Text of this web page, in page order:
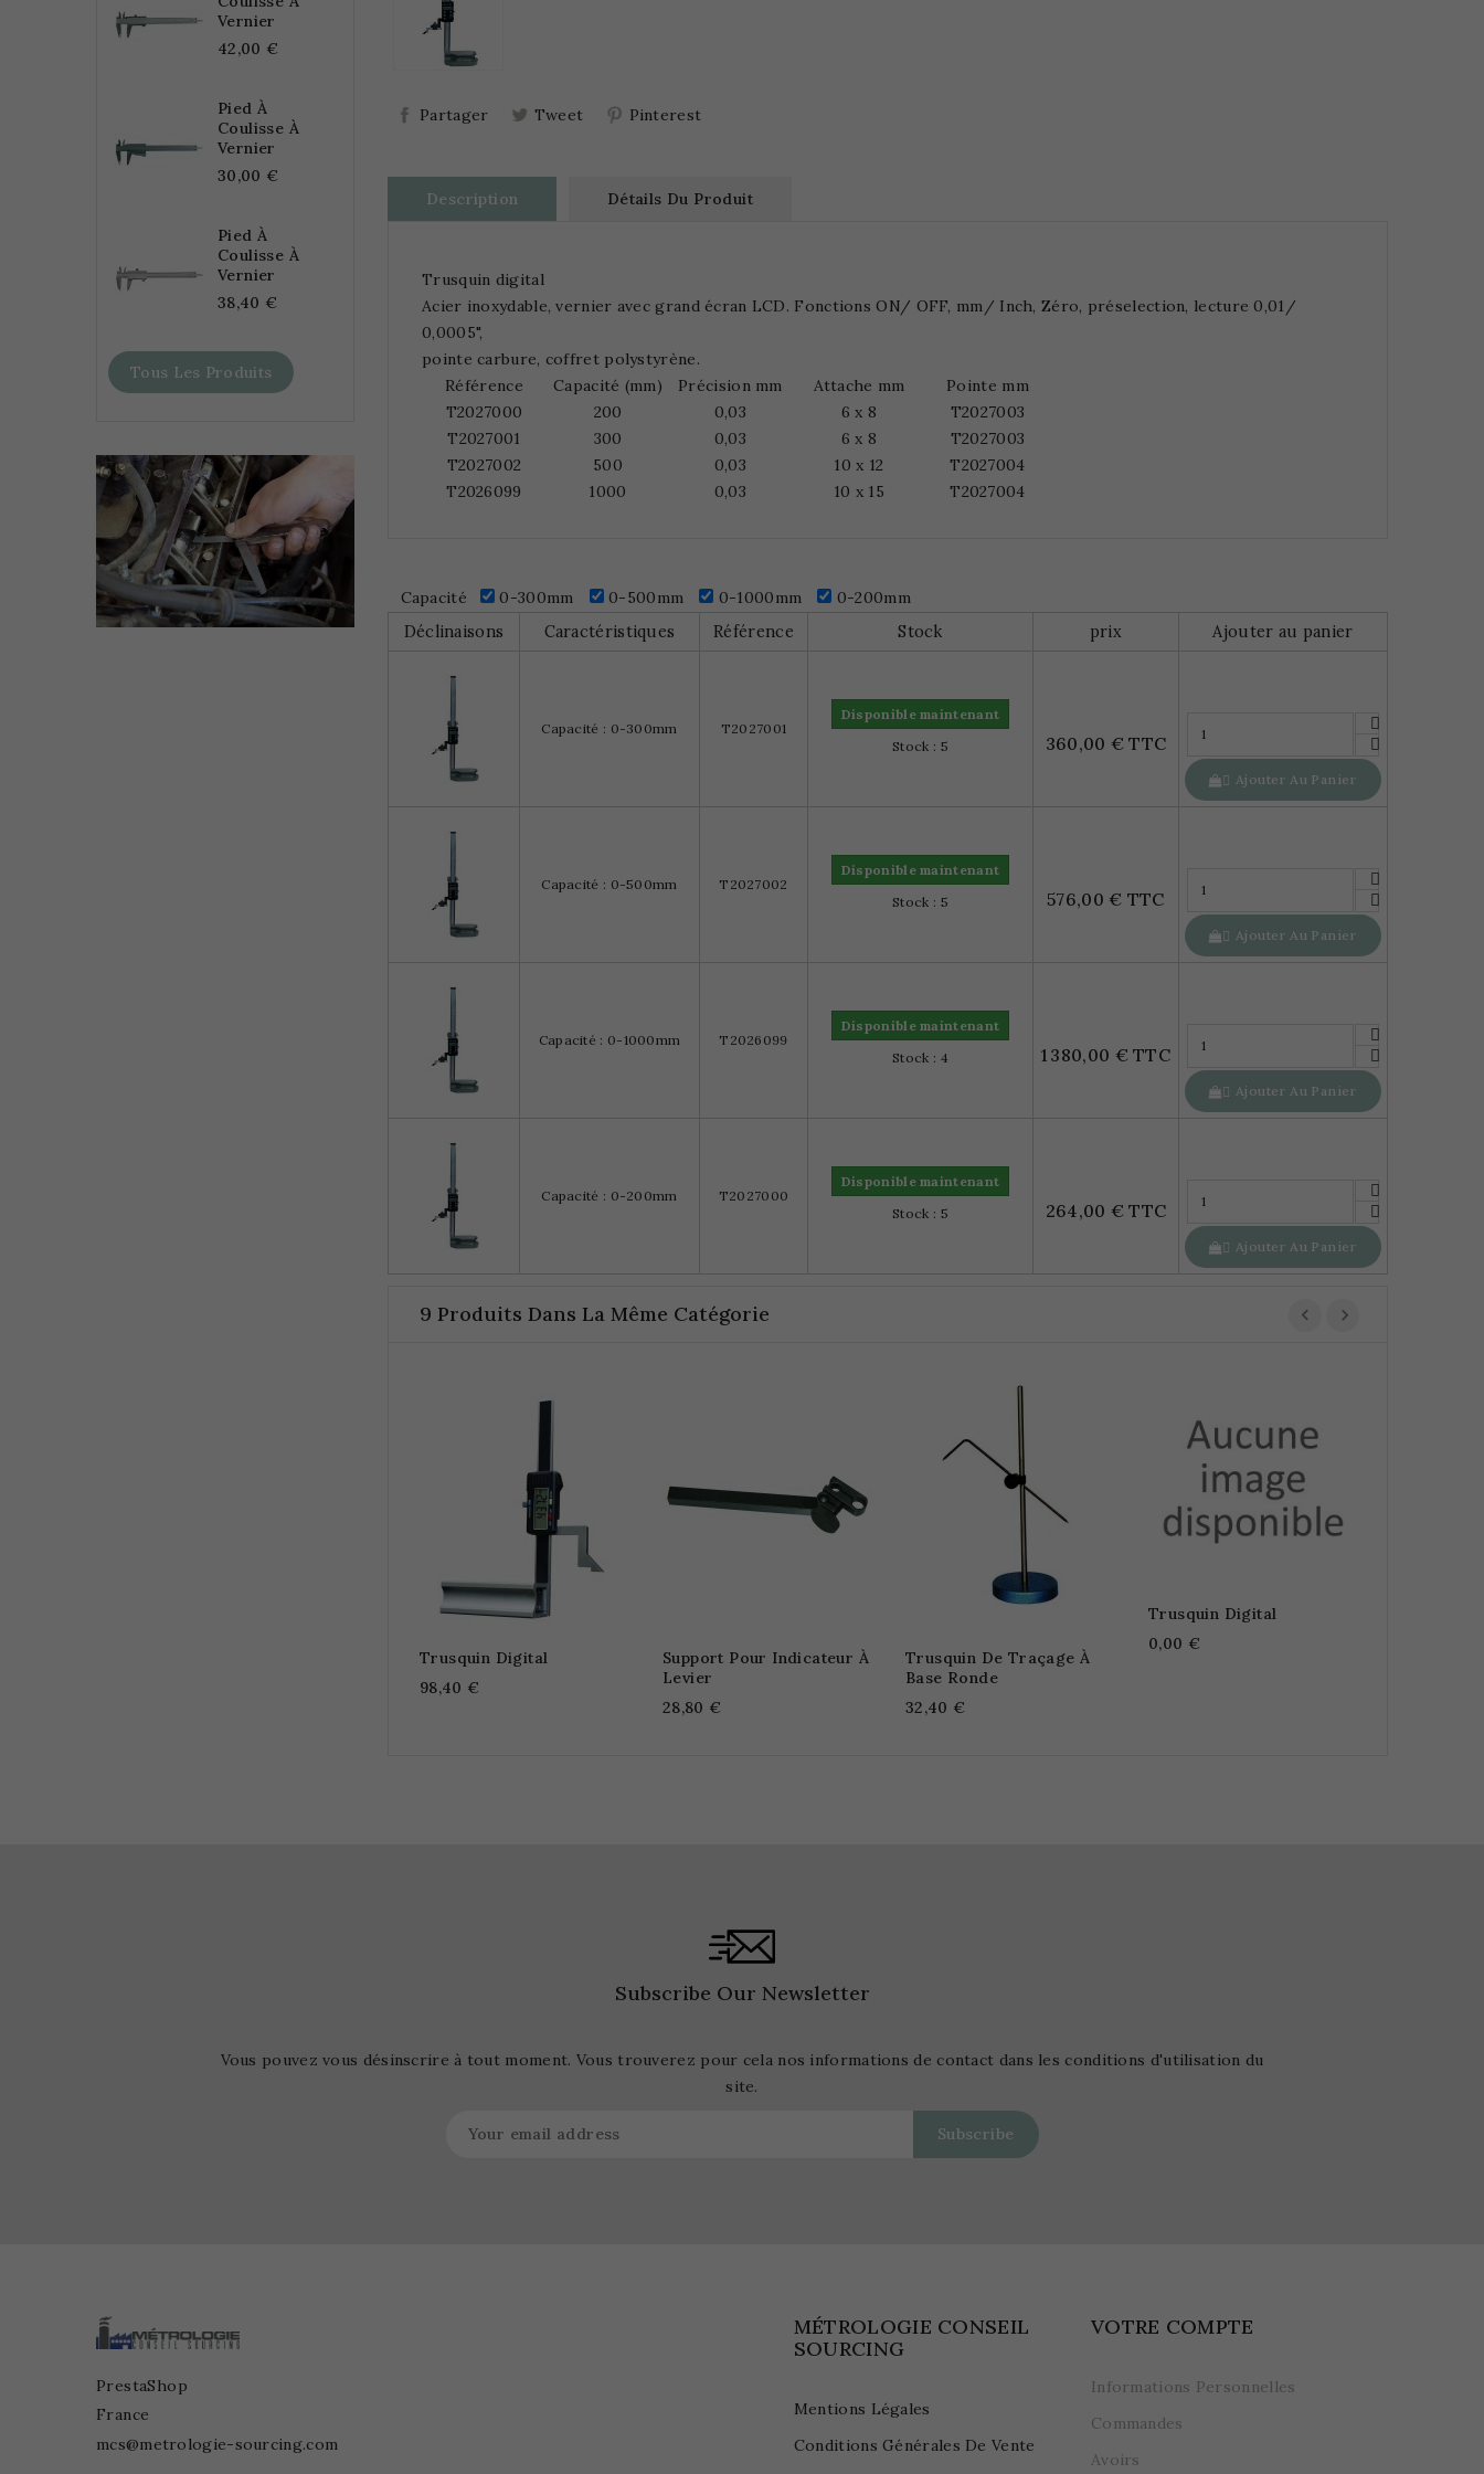
Vernier
42,00 €
Pied À
Coulisse À
Vernier
30,00 €
Pied À
Coulisse À
Vernier
38,40 €
Tous Les Produits
Partager Tweet Pinterest
Description Détails Du Produit
Trusquin digital
Acier inoxydable, vernier avec grand écran LCD. Fonctions ON/ OFF, mm/ Inch, Zéro, préselection, lecture 0,01/
0,0005",
pointe carbure, coffret polystyrène.
Référence
Capacité (mm) Précision mm Attache mm
Pointe mm
T2027000
200 0,03 6 x 8
T2027003
T2027001
300 0,03 6 x 8
T2027003
T2027002
500 0,03 10 x 12
T2027004
T2026099
1000 0,03 10 x 15 T2027004
Capacité 0-300mm 0-500mm 0-1000mm
0-200mm
Déclinaisons
Caractéristiques Référence Stock prix Ajouter au panier
Capacité : 0-300mm T2027001
Disponible maintenant
Stock : 5
360,00 € TTC
 Ajouter Au Panier
Capacité : 0-500mm T2027002
Disponible maintenant
Stock : 5
576,00 € TTC
 Ajouter Au Panier
Capacité : 0-1000mm T2026099
Disponible maintenant
Stock : 4
1 380,00 € TTC
 Ajouter Au Panier
Capacité : 0-200mm T2027000
Disponible maintenant
Stock : 5
264,00 € TTC
 Ajouter Au Panier
9 Produits Dans La Même Catégorie
Trusquin Digital
98,40 €
Support Pour Indicateur À
Levier
28,80 €
Trusquin De Traçage À
Base Ronde
32,40 €
Trusquin Digital
0,00 €
Subscribe Our Newsletter
Vous pouvez vous désinscrire à tout moment. Vous trouverez pour cela nos informations de contact dans les conditions d'utilisation du
site.
VOTRE COMPTE
Informations Personnelles
Commandes
Avoirs
MÉTROLOGIE CONSEIL
SOURCING
Mentions Légales
Conditions Générales De Vente
PrestaShop
France
mcs@metrologie-sourcing.com